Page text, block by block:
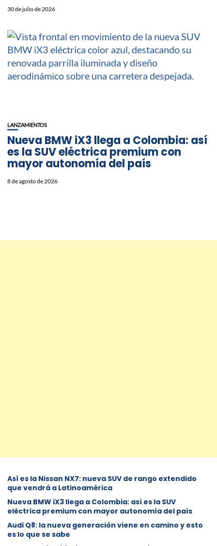
30 de julio de 2026
LANZAMIENTOS
Nueva BMW iX3 llega a Colombia: así
es la SUV eléctrica premium con
mayor autonomía del país
8 de agosto de 2026
Así es la Nissan NX7: nueva SUV de rango extendido
que vendrá a Latinoamérica
Nueva BMW iX3 llega a Colombia: así es la SUV
eléctrica premium con mayor autonomía del país
Audi Q8: la nueva generación viene en camino y esto
es lo que se sabe